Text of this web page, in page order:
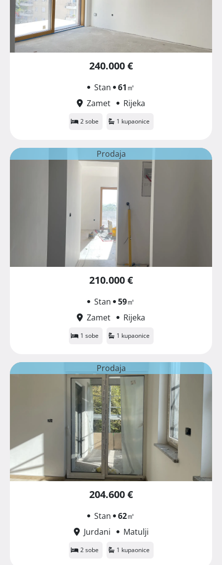
240.000 €
Stan 61㎡
Zamet
Rijeka
2 sobe 1 kupaonice
Prodaja
210.000 €
Stan 59㎡
Zamet
Rijeka
1 sobe 1 kupaonice
Prodaja
204.600 €
Stan 62㎡
Jurdani
Matulji
2 sobe 1 kupaonice